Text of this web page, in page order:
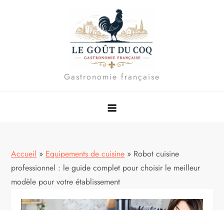
Gastronomie française
Accueil » Equipements de cuisine » Robot cuisine
professionnel : le guide complet pour choisir le meilleur
modèle pour votre établissement